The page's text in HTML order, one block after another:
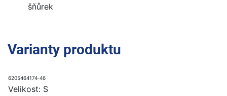
šňůrek
Varianty produktu
6205464174‑46
Velikost: S